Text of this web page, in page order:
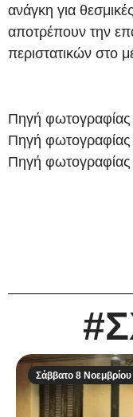
ανάγκη για
αποτρέπουν την
περιστατικών στο
Πηγή φωτογραφίας
Πηγή φωτογραφίας
Πηγή φωτογραφίας
Σάββατο 8